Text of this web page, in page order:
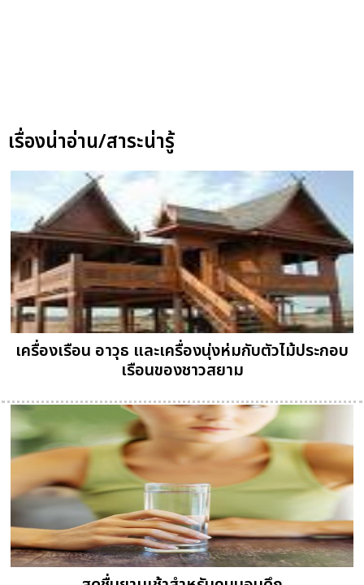
เรื่องน่าอ่าน/สาระน่ารู้
เครื่องเรือน อาวุธ และเครื่องนุ่งห่มกับตัวไม้ประกอบ
เรือนของชาวสยาม